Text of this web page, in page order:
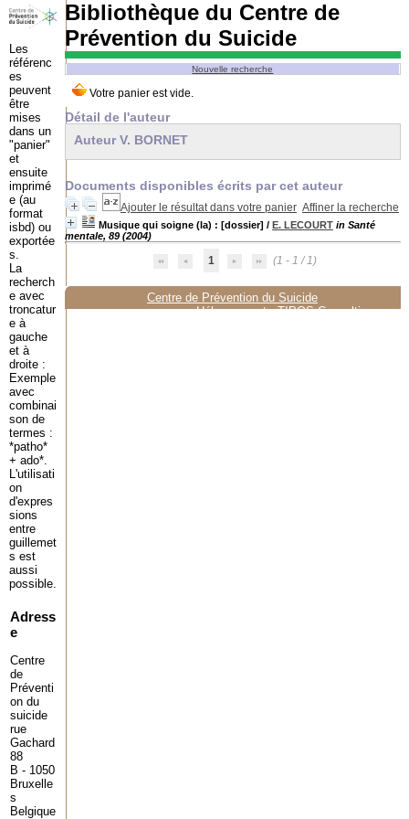
Bibliothèque du Centre de
Prévention du Suicide
Nouvelle recherche
Détail de l'auteur
Auteur V. BORNET
Documents disponibles écrits par cet auteur
Ajouter le résultat dans votre panier Affiner la recherche
Musique qui soigne (la) : [dossier] / E. LECOURT in Santé
mentale, 89 (2004)
1 (1 - 1 / 1)
Centre de Prévention du Suicide
Hébergement :TIPOS Consulting
Les
référenc
es
peuvent
être
mises
dans un
"panier"
et
ensuite
imprimé
e (au
format
isbd) ou
exportée
s.
La
recherch
e avec
troncatur
e à
gauche
et à
droite :
Exemple
avec
combinai
son de
termes :
*patho*
+ ado*.
L'utilisati
on
d'expres
sions
entre
guillemet
s est
aussi
possible.
Adress
e
Centre
de
Préventi
on du
suicide
rue
Gachard
88
B - 1050
Bruxelle
s
Belgique